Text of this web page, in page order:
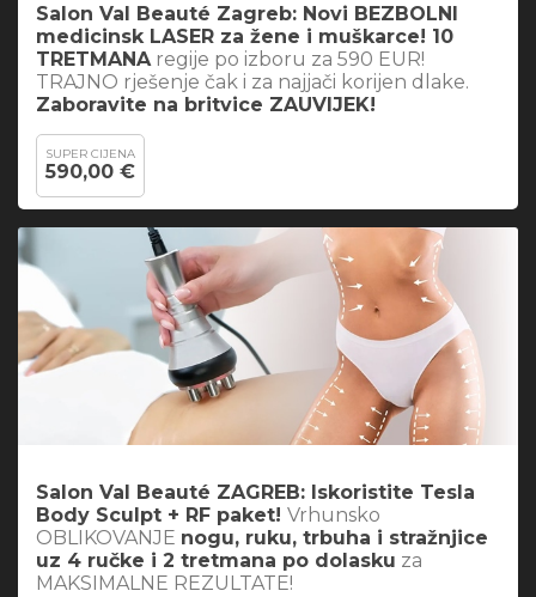
Salon Val Beauté Zagreb: Novi BEZBOLNI
medicinsk LASER za žene i muškarce! 10
TRETMANA regije po izboru za 590 EUR!
TRAJNO rješenje čak i za najjači korijen dlake.
Zaboravite na britvice ZAUVIJEK!
SUPER CIJENA
590,00 €
Salon Val Beauté ZAGREB: Iskoristite Tesla
Body Sculpt + RF paket! Vrhunsko
OBLIKOVANJE nogu, ruku, trbuha i stražnjice
uz 4 ručke i 2 tretmana po dolasku za
MAKSIMALNE REZULTATE!